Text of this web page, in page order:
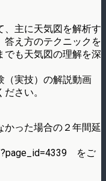
、主に天気図を解析す
答え方のテクニックを
でも天気図の理解を深
（実技）の解説動画
さい。
かった場合の２年間延
をご